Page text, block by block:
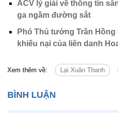
ACV lý giải về thông tin
ga ngầm đường sắt
Phó Thủ tướng Trần Hồng
khiếu nại của liên danh
Xem thêm về: Lại Xuân Thanh